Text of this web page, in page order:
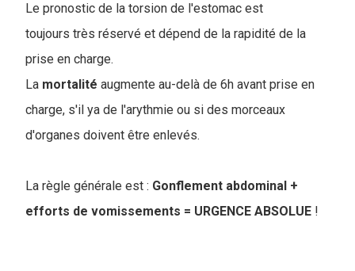
Le pronostic de la torsion de l'estomac est
toujours très réservé et dépend de la rapidité de la
prise en charge.
La mortalité augmente au-delà de 6h avant prise en
charge, s'il ya de l'arythmie ou si des morceaux
d'organes doivent être enlevés.
La règle générale est : Gonflement abdominal +
efforts de vomissements = URGENCE ABSOLUE !